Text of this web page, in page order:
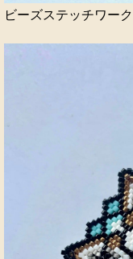
ビーズステッチワー